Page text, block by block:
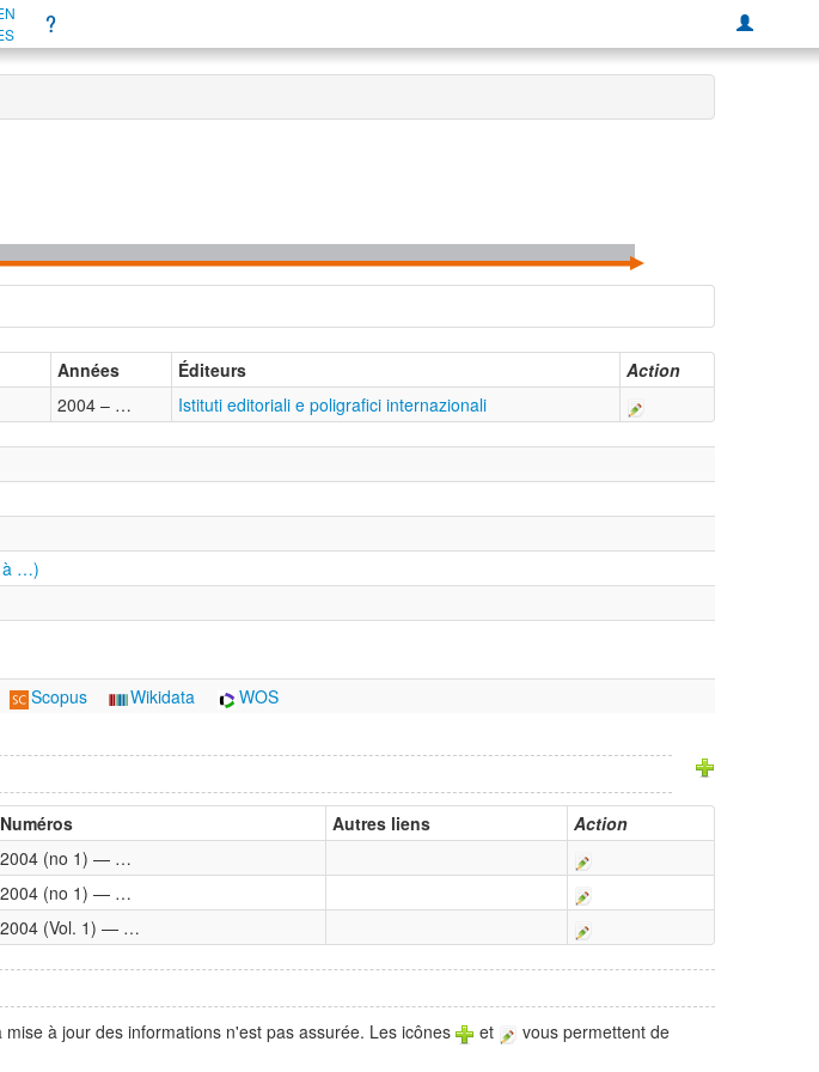
?
Années Éditeurs
Action
2004 – … Istituti editoriali e poligrafici internazionali
à …)
Scopus Wikidata WOS
Numéros Autres liens
Action
2004 (no 1) — …
2004 (no 1) — …
2004 (Vol. 1) — …
à jour des informations n'est pas assurée. Les icônes et
vous permettent de